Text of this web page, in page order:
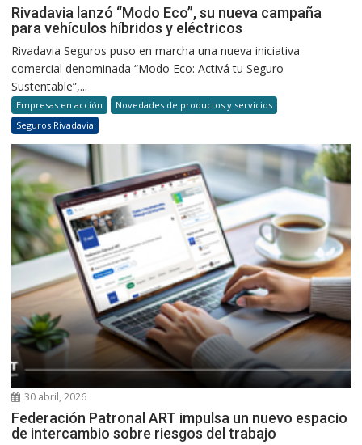
Rivadavia lanzó “Modo Eco”, su nueva campaña
para vehículos híbridos y eléctricos
Rivadavia Seguros puso en marcha una nueva iniciativa
comercial denominada “Modo Eco: Activá tu Seguro
Sustentable”,...
Empresas en acción
Novedades de productos y servicios
Seguros Rivadavia
30 abril, 2026
Federación Patronal ART impulsa un nuevo espacio
de intercambio sobre riesgos del trabajo